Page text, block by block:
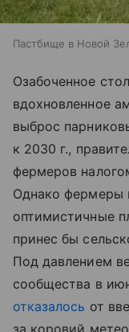
Пастбище в Новой
Озабоченное
вдохновленное
выброс
к 2030 г.,
фермеров
Однако фермеры
оптимистичные
принес бы
Под давлением
сообщества в
отказалось от
за коровий